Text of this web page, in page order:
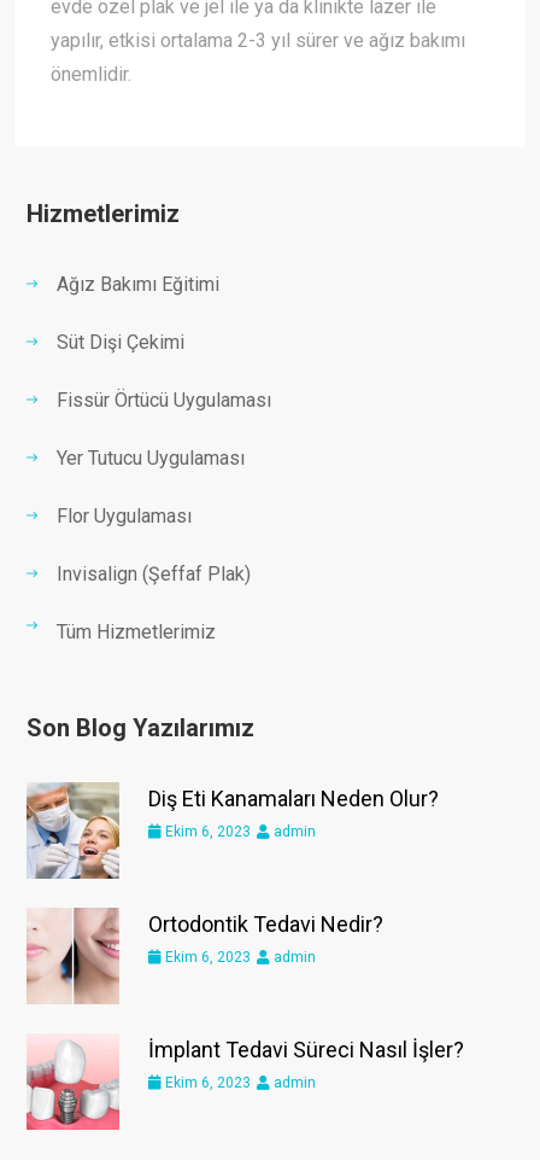
evde özel plak ve jel ile ya da klinikte lazer ile
yapılır, etkisi ortalama 2-3 yıl sürer ve ağız bakımı
önemlidir.
Hizmetlerimiz
Ağız Bakımı Eğitimi
Süt Dişi Çekimi
Fissür Örtücü Uygulaması
Yer Tutucu Uygulaması
Flor Uygulaması
Invisalign (Şeffaf Plak)
Tüm Hizmetlerimiz
Son Blog Yazılarımız
Diş Eti Kanamaları Neden Olur?
Ekim 6, 2023 admin
Ortodontik Tedavi Nedir?
Ekim 6, 2023 admin
İmplant Tedavi Süreci Nasıl İşler?
Ekim 6, 2023 admin